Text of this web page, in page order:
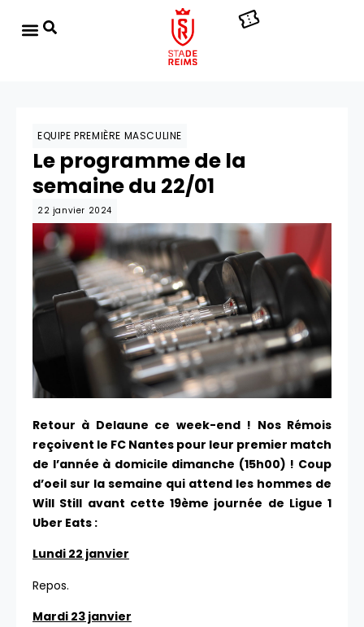
EQUIPE PREMIÈRE MASCULINE
Le programme de la
semaine du 22/01
22 janvier 2024
Retour à Delaune ce week-end ! Nos Rémois
reçoivent le FC Nantes pour leur premier match
de l’année à domicile dimanche (15h00) ! Coup
d’oeil sur la semaine qui attend les hommes de
Will Still avant cette 19ème journée de Ligue 1
Uber Eats :
Lundi 22 janvier
Repos.
Mardi 23 janvier